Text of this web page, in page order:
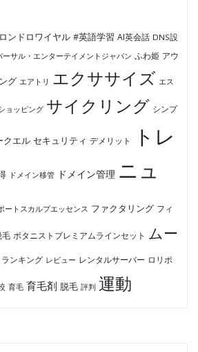
ンドロワイヤル #英語学習 AI英会話 DNS設
ーサル・エンターテイメントジャパン ふわ姫 アウ
グ エアトリ エクササイズ エス
ョッピング サイクリング シンプ
クエル セキュリティ デメリット
トレ
ドメイン移管 ドメイン管理 ニュ
ートスカルプエッセンス ファクタリング フィ
毛 ボタニストプレミアムラインセット ムー
ランキング レビュー レンタルサーバー ロリポ
育毛 育毛剤 脱毛 評判 運動